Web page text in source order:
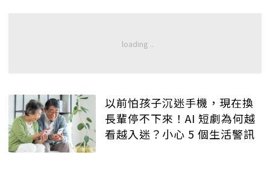
以前怕孩子沉迷手機，現在換
長輩停不下來！AI 短劇為何越
看越入迷？小心 5 個生活警訊